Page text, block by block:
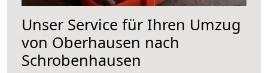
Unser Service für Ihren Umzug
von Oberhausen nach
Schrobenhausen